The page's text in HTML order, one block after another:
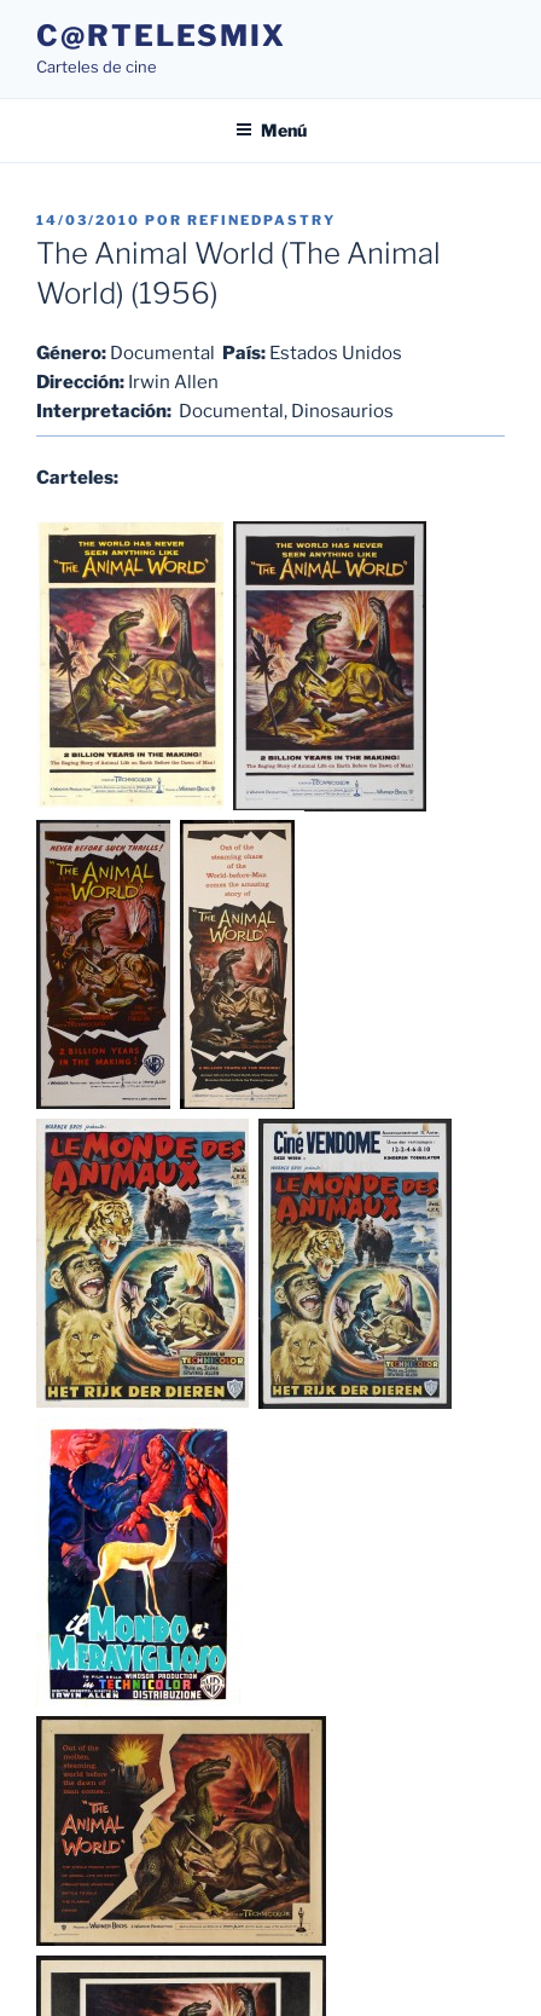
contenido
C@RTELESMIX
Carteles de cine
Menú
PUBLICADO
EL
14/03/2010 POR REFINEDPASTRY
The Animal World (The Animal
World) (1956)
Género: Documental País: Estados Unidos
Dirección: Irwin Allen
Interpretación: Documental, Dinosaurios
Carteles: